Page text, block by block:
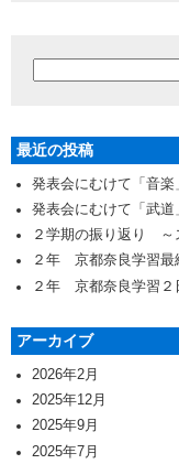
最近の投稿
発表会にむけて「音楽
発表会にむけて「武道
２学期の振り返り ～
２年 京都奈良学習最
２年 京都奈良学習２
アーカイブ
2026年2月
2025年12月
2025年9月
2025年7月